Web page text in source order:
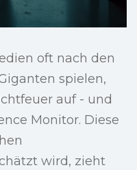
oft nach den
spielen,
auf - und
Monitor. Diese
wird, zieht